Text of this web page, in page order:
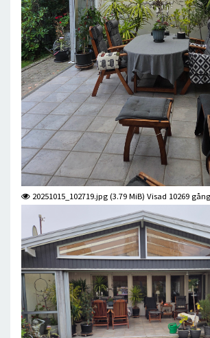
20251015_102719.jpg (3.79 MiB) Visad 10269